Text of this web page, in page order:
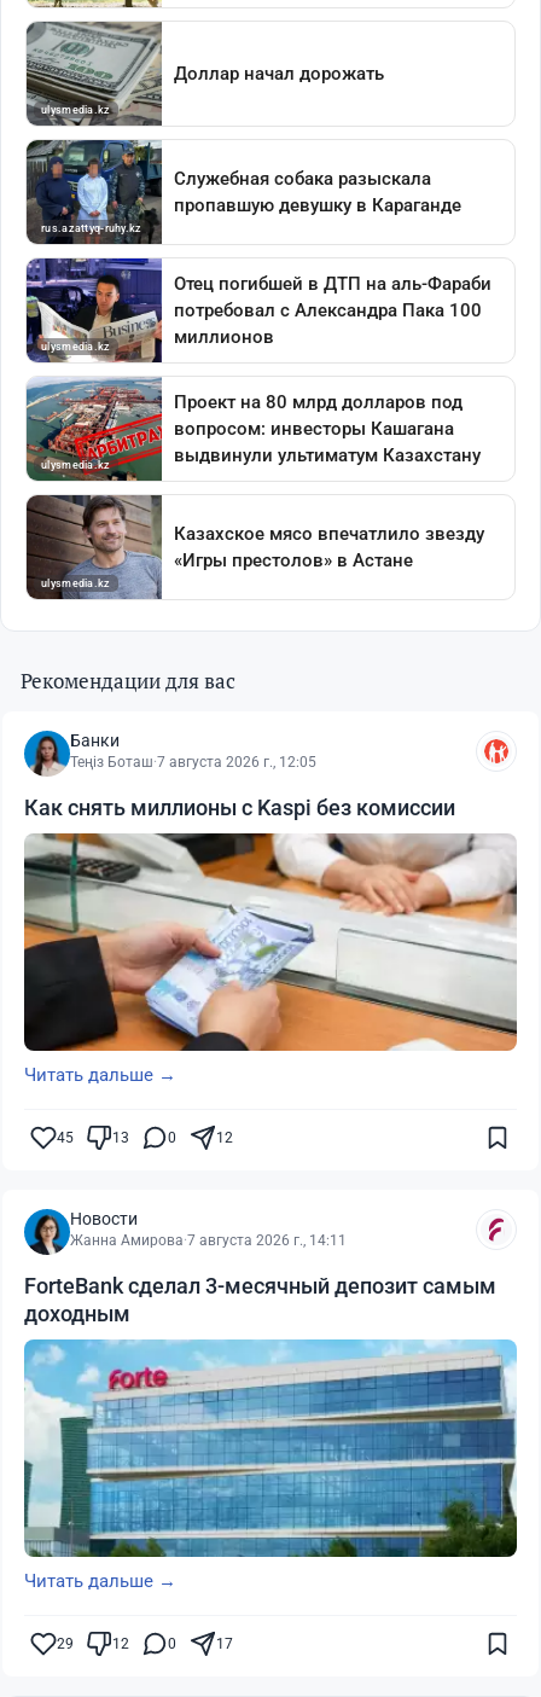
Рекомендации для вас
Банки
Теңіз Боташ·7 августа 2026 г., 12:05
Как снять миллионы с Kaspi без комиссии
Читать дальше →
45 13 0 12
Новости
Жанна Амирова·7 августа 2026 г., 14:11
ForteBank сделал 3-месячный депозит самым
доходным
Читать дальше →
29 12 0 17